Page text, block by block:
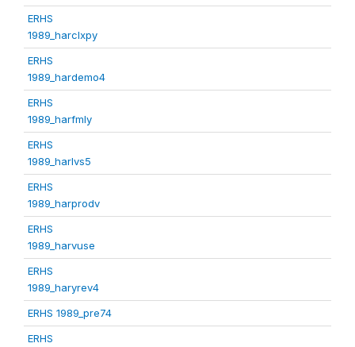
ERHS
1989_harclxpy
ERHS
1989_hardemo4
ERHS
1989_harfmly
ERHS
1989_harlvs5
ERHS
1989_harprodv
ERHS
1989_harvuse
ERHS
1989_haryrev4
ERHS 1989_pre74
ERHS